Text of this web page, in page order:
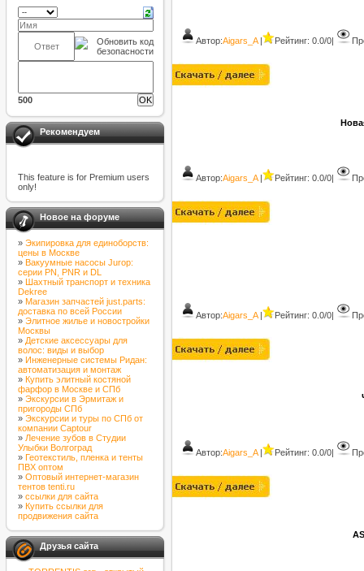
500
Рекомендуем
This feature is for Premium users
only!
Новое на форуме
» Экипировка для единоборств:
цены в Москве
» Вакуумные насосы Jurop:
серии PN, PNR и DL
» Шахтный транспорт и техника
Dekree
» Магазин запчастей just.parts:
доставка по всей России
» Элитное жилье и новостройки
Москвы
» Детские аксессуары для
волос: виды и выбор
» Инженерные системы Ридан:
автоматизация и монтаж
» Купить элитный костяной
фарфор в Москве и СПб
» Экскурсии в Эрмитаж и
пригороды СПб
» Экскурсии и туры по СПб от
компании Captour
» Лечение зубов в Студии
Улыбки Волгоград
» Геотекстиль, пленка и тенты
ПВХ оптом
» Оптовый интернет-магазин
тентов tenti.ru
» ссылки для сайта
» Купить ссылки для
продвижения сайта
Друзья сайта
Автор:Aigars_A| Рейтинг: 0.0/0|
Автор:Aigars_A| Рейтинг: 0.0/0|
Автор:Aigars_A| Рейтинг: 0.0/0|
Автор:Aigars_A| Рейтинг: 0.0/0|